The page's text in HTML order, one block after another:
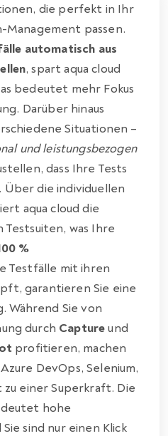
die perfekt in Ihr
Management passen.
automatisch aus
, spart aqua cloud
bedeutet mehr Fokus
Darüber hinaus
Situationen –
und leistungsbezogen
dass Ihre Tests
die individuellen
aqua cloud die
was Ihre
%
Testfälle mit ihren
garantieren Sie eine
Während Sie von
durch Captureund
profitieren, machen
DevOps, Selenium,
zu einer Superkraft. Die
hohe
sind nur einen Klick